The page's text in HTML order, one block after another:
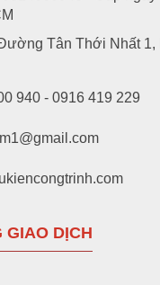
Tân Thới Nhất
940 - 0916 419 229
GIAO DỊCH